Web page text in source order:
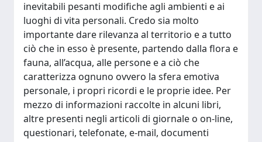
inevitabili pesanti modifiche agli ambienti e ai
luoghi di vita personali. Credo sia molto
importante dare rilevanza al territorio e a tutto
ciò che in esso è presente, partendo dalla flora e
fauna, all’acqua, alle persone e a ciò che
caratterizza ognuno ovvero la sfera emotiva
personale, i propri ricordi e le proprie idee. Per
mezzo di informazioni raccolte in alcuni libri,
altre presenti negli articoli di giornale o on-line,
questionari, telefonate, e-mail, documenti